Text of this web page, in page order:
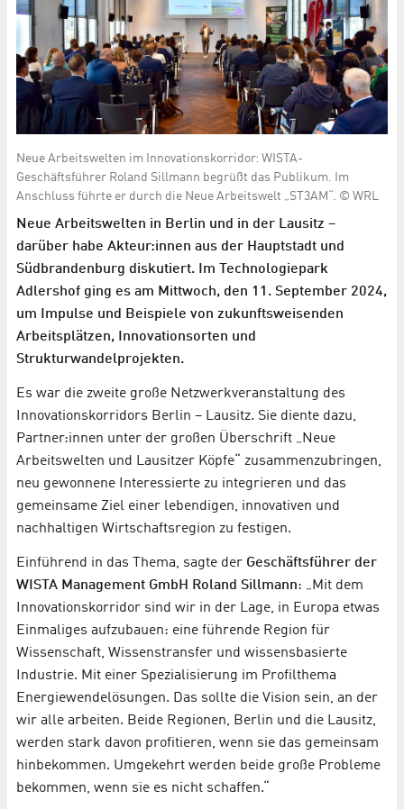
Neue Arbeitswelten im Innovationskorridor: WISTA-
Geschäftsführer Roland Sillmann begrüßt das Publikum. Im
Anschluss führte er durch die Neue Arbeitswelt „ST3AM“. © WRL
Neue Arbeitswelten in Berlin und in der Lausitz –
darüber habe Akteur:innen aus der Hauptstadt und
Südbrandenburg diskutiert. Im Technologiepark
Adlershof ging es am Mittwoch, den 11. September 2024,
um Impulse und Beispiele von zukunftsweisenden
Arbeitsplätzen, Innovationsorten und
Strukturwandelprojekten.
Es war die zweite große Netzwerkveranstaltung des
Innovationskorridors Berlin – Lausitz. Sie diente dazu,
Partner:innen unter der großen Überschrift „Neue
Arbeitswelten und Lausitzer Köpfe“ zusammenzubringen,
neu gewonnene Interessierte zu integrieren und das
gemeinsame Ziel einer lebendigen, innovativen und
nachhaltigen Wirtschaftsregion zu festigen.
Einführend in das Thema, sagte der Geschäftsführer der
WISTA Management GmbH Roland Sillmann: „Mit dem
Innovationskorridor sind wir in der Lage, in Europa etwas
Einmaliges aufzubauen: eine führende Region für
Wissenschaft, Wissenstransfer und wissensbasierte
Industrie. Mit einer Spezialisierung im Profilthema
Energiewendelösungen. Das sollte die Vision sein, an der
wir alle arbeiten. Beide Regionen, Berlin und die Lausitz,
werden stark davon profitieren, wenn sie das gemeinsam
hinbekommen. Umgekehrt werden beide große Probleme
bekommen, wenn sie es nicht schaffen.“